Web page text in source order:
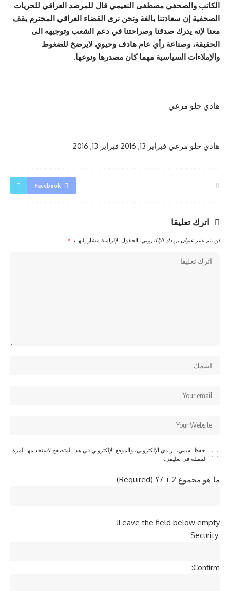
الكاتب والصحفي مصطفى النعيمي قال للمرصد العراقي للحريات
الصحفية إن سعادتنا بالغة ونحن نرى القضاء العراقي المحترم يقف
معنا لإنه يدرك صدقنا وصراحتنا في دعم الشعب وتوجيهه الى
الحقيقة، وصناعة رأي عام هادف وحيوي لايرضخ للضغوط
والإملاءات السياسية مهما كان مصدرها ونوعها.
هادي جلو مرعي
هادي جلو مرعي فبراير 13, 2016 فبراير 13, 2016
Facebook
اترك تعليقا
لن يتم نشر عنوان بريدك الإلكتروني. الحقول الإلزامية مشار إليها بـ *
احفظ اسمي، بريدي الإلكتروني، والموقع الإلكتروني في هذا المتصفح لاستخدامها المرة
المقبلة في تعليقي.
ما هو مجموع 2 + 7؟ (Required)
Leave the field below empty!
Security:
Confirm: